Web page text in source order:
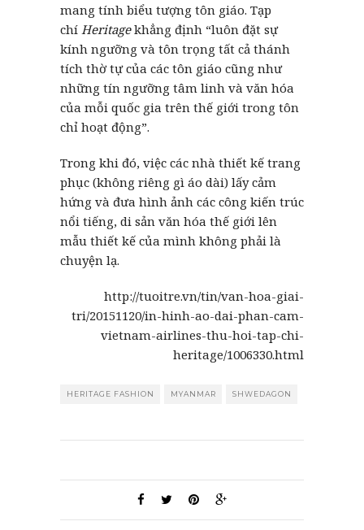
mang tính biểu tượng tôn giáo. Tạp
chí Heritagekhẳng định “luôn đặt sự
kính ngưỡng và tôn trọng tất cả thánh
tích thờ tự của các tôn giáo cũng như
những tín ngưỡng tâm linh và văn hóa
của mỗi quốc gia trên thế giới trong tôn
chỉ hoạt động”.
Trong khi đó, việc các nhà thiết kế trang
phục (không riêng gì áo dài) lấy cảm
hứng và đưa hình ảnh các công kiến trúc
nổi tiếng, di sản văn hóa thế giới lên
mẫu thiết kế của mình không phải là
chuyện lạ.
http://tuoitre.vn/tin/van-hoa-giai-
tri/20151120/in-hinh-ao-dai-phan-cam-
vietnam-airlines-thu-hoi-tap-chi-
heritage/1006330.html
HERITAGE FASHION MYANMAR SHWEDAGON